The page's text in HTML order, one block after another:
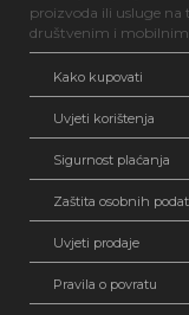
proizvoda ili usluge na
društvenim i mobilnim
Kako kupovati
Uvjeti korištenja
Sigurnost plaćanja
Zaštita osobnih
Uvjeti prodaje
Pravila o povratu